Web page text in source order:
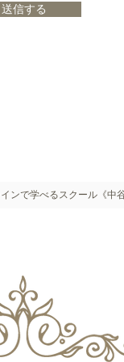
送信する
で学べるスクール《中